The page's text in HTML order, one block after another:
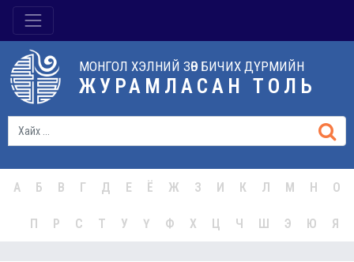
МОНГОЛ ХЭЛНИЙ ЗӨВ БИЧИХ ДҮРМИЙН
ЖУРАМЛАСАН ТОЛЬ
А Б В Г Д Е Ё Ж З И К Л М Н О
П Р С Т У Ү Ф Х Ц Ч Ш Э Ю Я